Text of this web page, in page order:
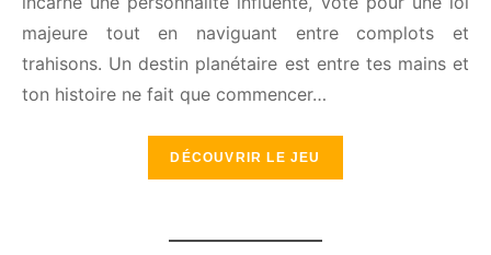
majeure tout en naviguant entre complots et
trahisons. Un destin planétaire est entre tes mains
et ton histoire ne fait que commencer…